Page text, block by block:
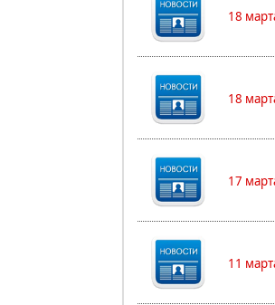
18
18
17
11